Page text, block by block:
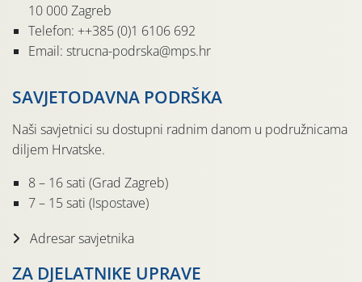
10 000 Zagreb
Telefon: ++385 (0)1 6106 692
Email: strucna-podrska@mps.hr
SAVJETODAVNA PODRŠKA
Naši savjetnici su dostupni radnim danom u podružnicama
diljem Hrvatske.
8 – 16 sati (Grad Zagreb)
7 – 15 sati (Ispostave)
Adresar savjetnika
ZA DJELATNIKE UPRAVE